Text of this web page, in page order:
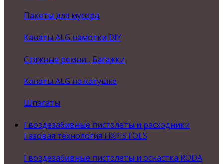
Пакеты для мусора
Канаты ALG намотки DIY
Стяжные ремни , Багажки
Канаты ALG на катушке
Шпагаты
Гвоздезабивные пистолеты и расходники
Газовая технология FIXPISTOLS
Гвоздезабивные пистолеты и оснастка RODA